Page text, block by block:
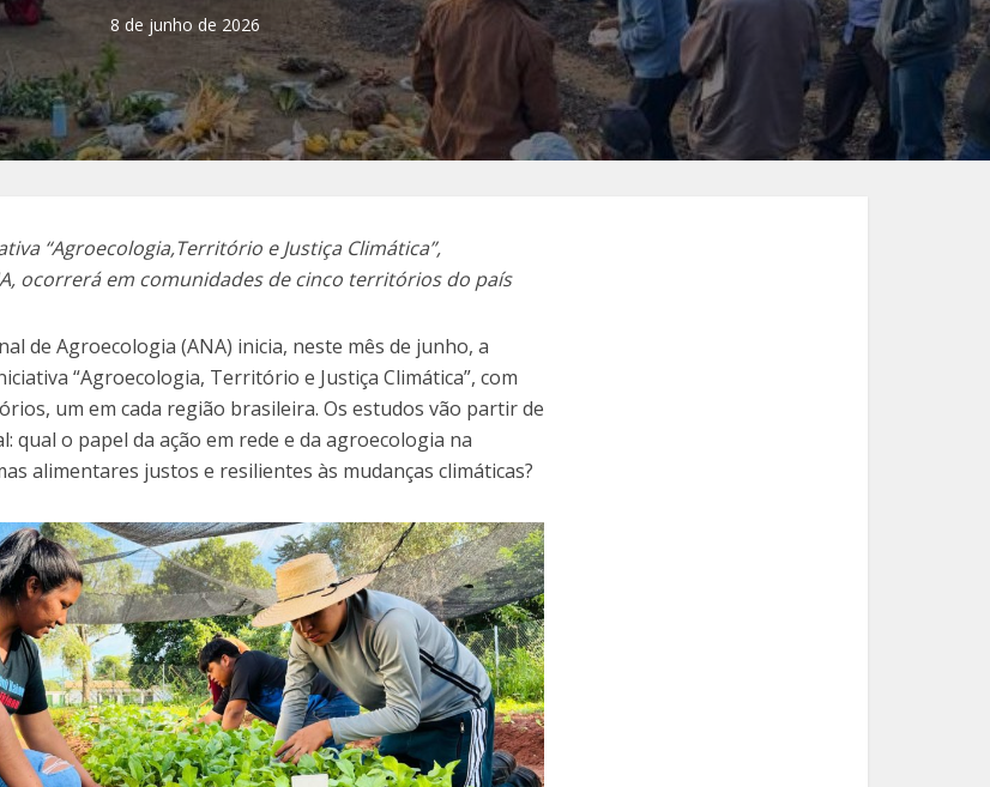
8 de junho de 2026
“Agroecologia,Território e Justiça Climática”,
ocorrerá em comunidades de cinco territórios do país
de Agroecologia (ANA) inicia, neste mês de junho, a
“Agroecologia, Território e Justiça Climática”, com
um em cada região brasileira. Os estudos vão partir de
qual o papel da ação em rede e da agroecologia na
alimentares justos e resilientes às mudanças climáticas?